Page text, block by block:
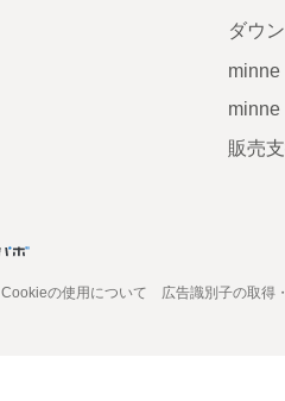
ダウ
minne
minne
販売
Cookieの使用について 広告識別子の取得